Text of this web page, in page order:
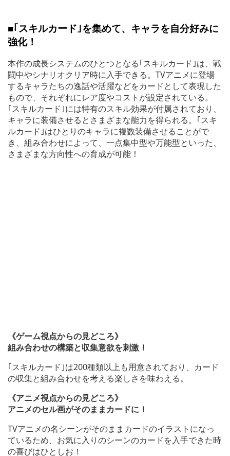
■｢スキルカード｣を集めて、キャラを自分好みに
強化！
本作の成長システムのひとつとなる｢スキルカード｣は、戦
闘中やシナリオクリア時に入手できる。TVアニメに登場
するキャラたちの逸話や活躍などをカードとして表現した
もので、それぞれにレア度やコストが設定されている。
｢スキルカード｣には特有のスキル効果が付属されており、
キャラに装備させるとさまざまな能力を得られる。｢スキ
ルカード｣はひとりのキャラに複数装備させることがで
き、組み合わせによって、一点集中型や万能型といった、
さまざまな方向性への育成が可能！
《ゲーム視点からの見どころ》
組み合わせの構築と収集意欲を刺激！
｢スキルカード｣は200種類以上も用意されており、カード
の収集と組み合わせを考える楽しさを味わえる。
《アニメ視点からの見どころ》
アニメのセル画がそのままカードに！
TVアニメの名シーンがそのままカードのイラストになっ
ているため、お気に入りのシーンのカードを入手できた時
の喜びはひとしお！